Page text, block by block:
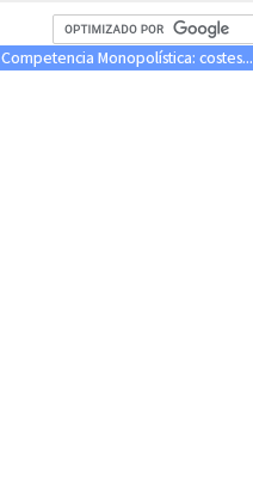
Monopolística: costes...